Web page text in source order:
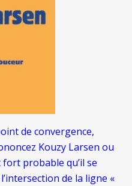
de convergence,
Kouzy Larsen ou
probable qu’il se
de la ligne «